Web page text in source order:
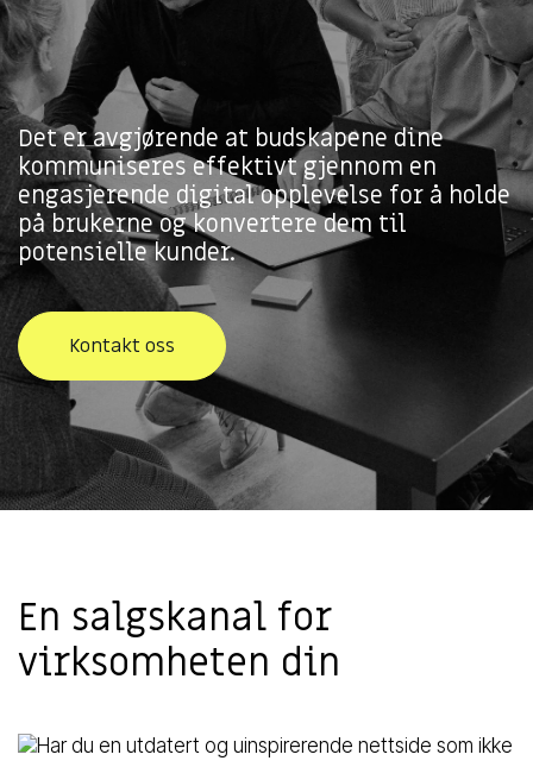
Det er avgjørende at budskapene dine
kommuniseres effektivt gjennom en
engasjerende digital opplevelse for å holde
på brukerne og konvertere dem til
potensielle kunder.
Kontakt oss
En salgskanal for
virksomheten din
Har du en utdatert og uinspirerende nettside som ikke